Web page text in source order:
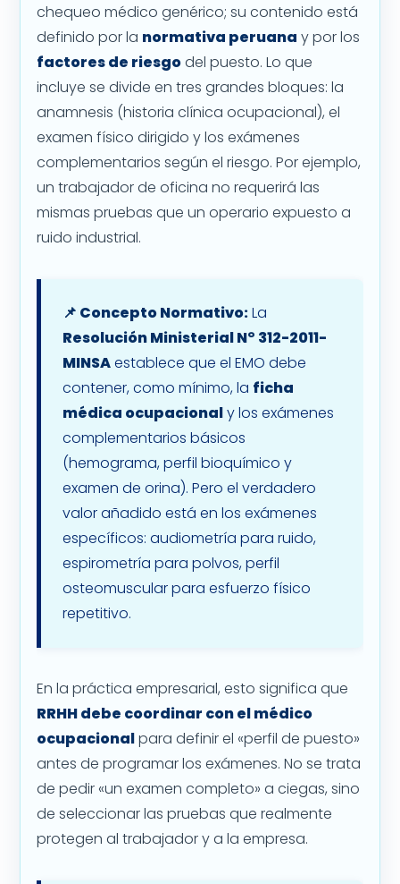
chequeo médico genérico; su contenido está
definido por la normativa peruana y por los
factores de riesgodel puesto. Lo que
incluye se divide en tres grandes bloques: la
anamnesis (historia clínica ocupacional), el
examen físico dirigido y los exámenes
complementarios según el riesgo. Por ejemplo,
un trabajador de oficina no requerirá las
mismas pruebas que un operario expuesto a
ruido industrial.
📌 Concepto Normativo:La
Resolución Ministerial N° 312-2011-
MINSAestablece que el EMO debe
contener, como mínimo, la ficha
médica ocupacionaly los exámenes
complementarios básicos
(hemograma, perfil bioquímico y
examen de orina). Pero el verdadero
valor añadido está en los exámenes
específicos: audiometría para ruido,
espirometría para polvos, perfil
osteomuscular para esfuerzo físico
repetitivo.
En la práctica empresarial, esto significa que
RRHH debe coordinar con el médico
ocupacionalpara definir el «perfil de puesto»
antes de programar los exámenes. No se trata
de pedir «un examen completo» a ciegas, sino
de seleccionar las pruebas que realmente
protegen al trabajador y a la empresa.